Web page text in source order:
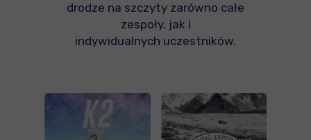
drodze na szczyty zarówno całe
zespoły, jak i
indywidualnych uczestników.